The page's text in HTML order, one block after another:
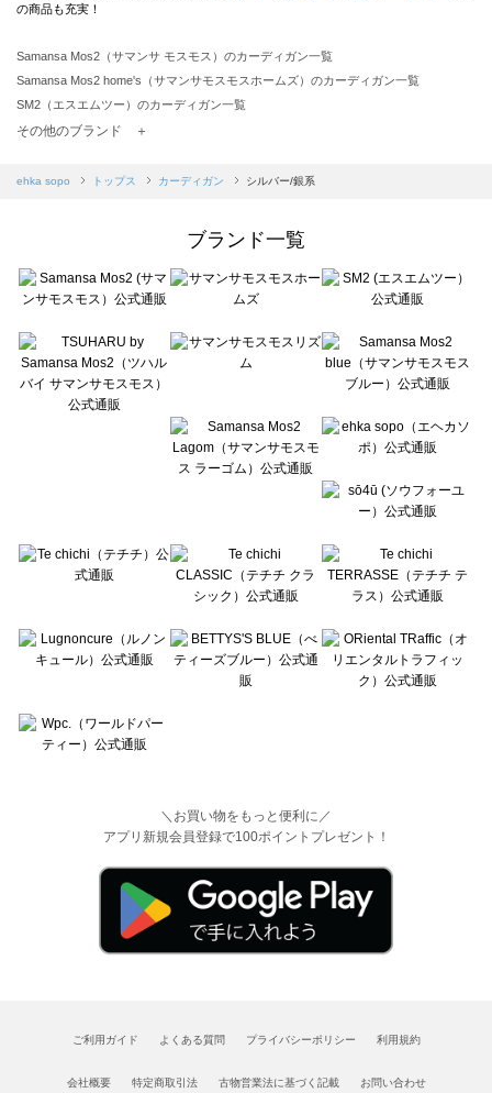
の商品も充実！
Samansa Mos2（サマンサ モスモス）のカーディガン一覧
Samansa Mos2 home's（サマンサモスモスホームズ）のカーディガン一覧
SM2（エスエムツー）のカーディガン一覧
TSUHARU by Samansa Mos2（ツハルバイサマンサモスモス）のカーディガン一覧
Samansa Mos2 blue（サマンサモスモス ブルー）のカーディガン一覧
sō4ū（ソウフォーユー）のカーディガン一覧
Te chichi（テチチ）のカーディガン一覧
Te chichi CLASSIC（テチチ クラシック）のカーディガン一覧
Lugnoncure（ルノンキュール）のカーディガン一覧
BETTY'S BLUE（べティーズブルー）のカーディガン一覧
Wpc.（ワールドパーティー）のカーディガン一覧
その他のブランド ＋
ehka sopo トップス カーディガン シルバー/銀系
ブランド一覧
＼お買い物をもっと便利に／
アプリ新規会員登録で100ポイントプレゼント！
ご利用ガイド よくある質問 プライバシーポリシー 利用規約
会社概要 特定商取引法 古物営業法に基づく記載 お問い合わせ